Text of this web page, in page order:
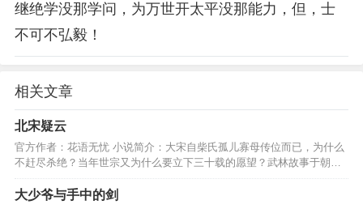
继绝学没那学问，为万世开太平没那能力，但，士
不可不弘毅！
相关文章
北宋疑云
官方作者：花语无忧 小说简介：大宋自柴氏孤儿寡母传位而已，为什么
不赶尽杀绝？当年世宗又为什么要立下三十载的愿望？武林故事于朝堂
纠葛，秘密到底是什么？…
大少爷与手中的剑